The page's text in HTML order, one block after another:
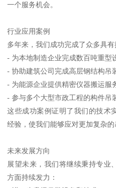
一个服务机会。
行业应用案例
多年来，我们成功完成了众多具有
- 为本地制造企业完成数百吨重型
- 协助建筑公司完成高层钢结构吊
- 为能源企业提供精密仪器搬运服
- 参与多个大型市政工程的构件吊
这些成功案例证明了我们的技术
经验，使我们能够应对更加复杂的
未来发展方向
展望未来，我们将继续秉持专业
方面持续发力：